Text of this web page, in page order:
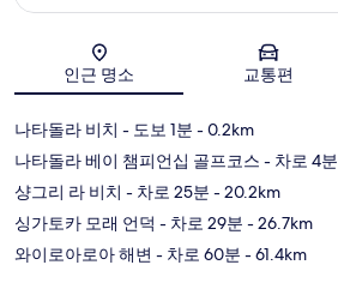
지도
인근 명소 교통편
나타돌라 비치 - 도보 1분 - 0.2km
나타돌라 베이 챔피언십 골프코스 - 차로 4분
샹그리 라 비치 - 차로 25분 - 20.2km
싱가토카 모래 언덕 - 차로 29분 - 26.7km
와이로아로아 해변 - 차로 60분 - 61.4km